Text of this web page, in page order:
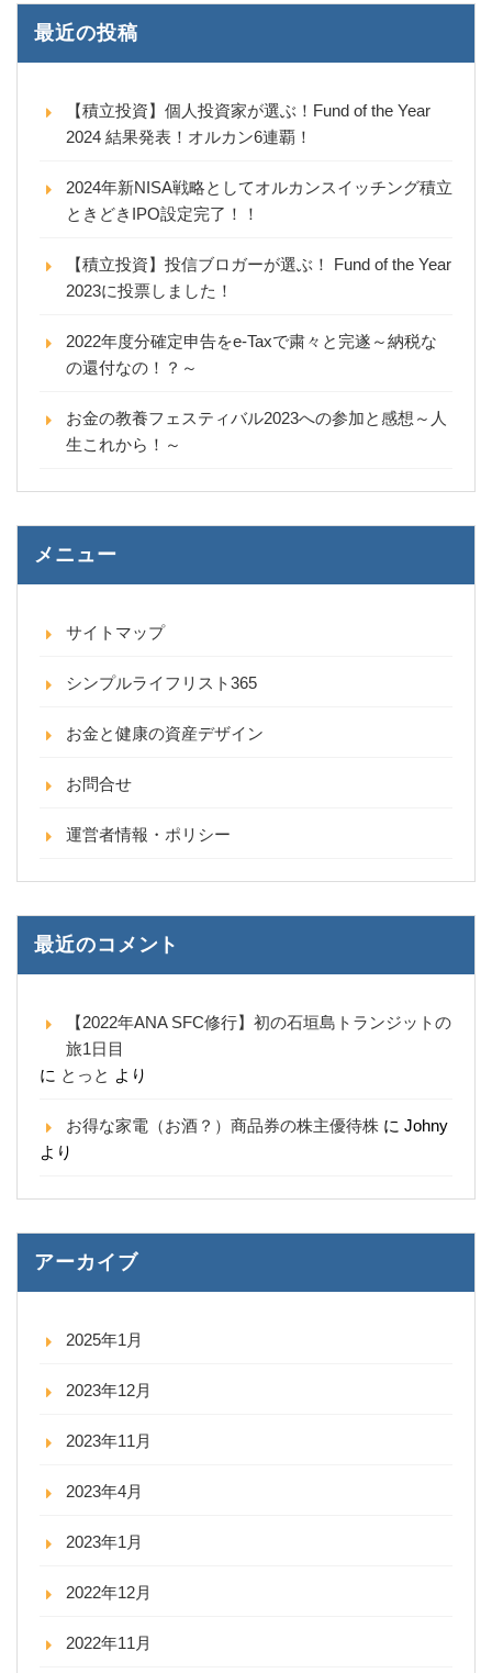
最近の投稿
【積立投資】個人投資家が選ぶ！Fund of the Year
2024 結果発表！オルカン6連覇！
2024年新NISA戦略としてオルカンスイッチング積立
ときどきIPO設定完了！！
【積立投資】投信ブロガーが選ぶ！ Fund of the Year
2023に投票しました！
2022年度分確定申告をe-Taxで粛々と完遂～納税な
の還付なの！？～
お金の教養フェスティバル2023への参加と感想～人
生これから！～
メニュー
サイトマップ
シンプルライフリスト365
お金と健康の資産デザイン
お問合せ
運営者情報・ポリシー
最近のコメント
【2022年ANA SFC修行】初の石垣島トランジットの
旅1日目
に とっと より
お得な家電（お酒？）商品券の株主優待株 に Johny
より
アーカイブ
2025年1月
2023年12月
2023年11月
2023年4月
2023年1月
2022年12月
2022年11月